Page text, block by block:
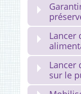
Lancer
Lancer
sur le